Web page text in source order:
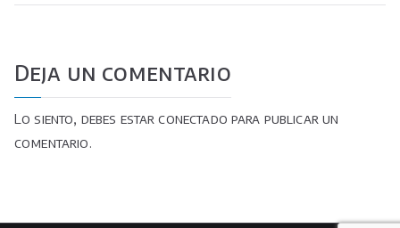
Deja un comentario
Lo siento, debes estarconectado para publicar un
comentario.